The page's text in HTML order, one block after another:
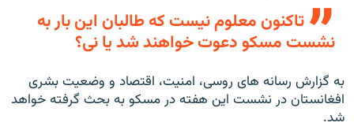
تاکنون معلوم نیست که طالبان این بار به
نشست مسکو دعوت خواهند شد یا نی؟
به گزارش رسانه های روسی، امنیت، اقتصاد و وضعیت بشری
افغانستان در نشست این هفته در مسکو به بحث گرفته خواهد
شد.